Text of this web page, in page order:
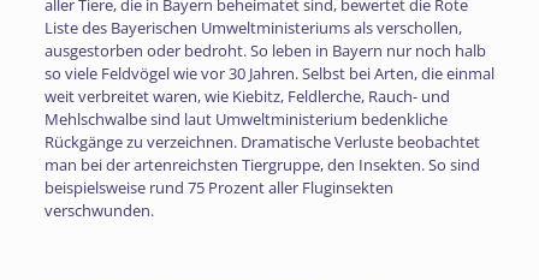
aller Tiere, die in Bayern beheimatet sind, bewertet die Rote
Liste des Bayerischen Umweltministeriums als verschollen,
ausgestorben oder bedroht. So leben in Bayern nur noch halb
so viele Feldvögel wie vor 30 Jahren. Selbst bei Arten, die einmal
weit verbreitet waren, wie Kiebitz, Feldlerche, Rauch- und
Mehlschwalbe sind laut Umweltministerium bedenkliche
Rückgänge zu verzeichnen. Dramatische Verluste beobachtet
man bei der artenreichsten Tiergruppe, den Insekten. So sind
beispielsweise rund 75 Prozent aller Fluginsekten
verschwunden.